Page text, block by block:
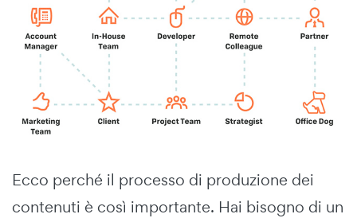
Ecco perché il processo di produzione dei
contenuti è così importante. Hai bisogno di un